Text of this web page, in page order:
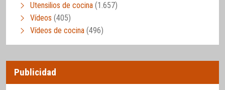
Utensilios de cocina (1.657)
Vídeos (405)
Vídeos de cocina (496)
Publicidad